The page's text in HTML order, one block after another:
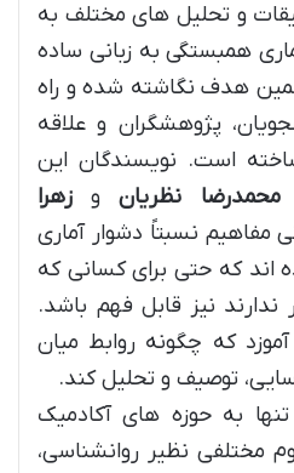
و تحلیل های مختلف به
همبستگی به زبانی ساده
هدف نگاشته شده و راه
پژوهشگران و علاقه
است. نویسندگان این
محمدرضا نظریانو زهرا
مفاهیم نسبتاً دشوار آماری
اند که حتی برای کسانی که
نیز قابل فهم باشد.
که چگونه روابط میان
توصیف و تحلیل کند.
به حوزه های آکادمیک
مختلفی نظیر روانشناسی،